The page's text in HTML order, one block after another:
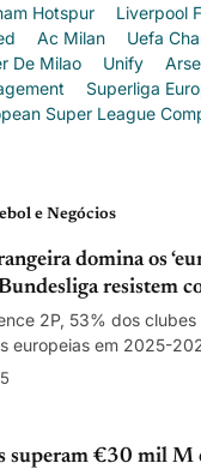
Hotspur
Liverpool
Ac Milan
Uefa
De Milao Unify
Superliga
Super League
e Negócios
domina os
resistem
2P, 53% dos
europeias em 2025-
peso
superam €30 mil M